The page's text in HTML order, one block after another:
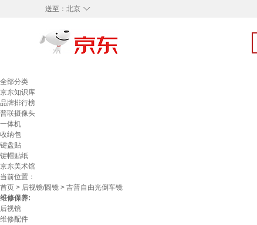
◇
送至： 北京
全部分类
京东知识库
品牌排行榜
普联摄像头
一体机
收纳包
键盘贴
键帽贴纸
京东美术馆
当前位置：
首页 > 后视镜/圆镜 > 吉普自由光倒车镜
维修保养:
后视镜
维修配件